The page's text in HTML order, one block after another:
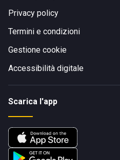
Privacy policy
Termini e condizioni
Gestione cookie
Accessibilità digitale
Scarica l'app